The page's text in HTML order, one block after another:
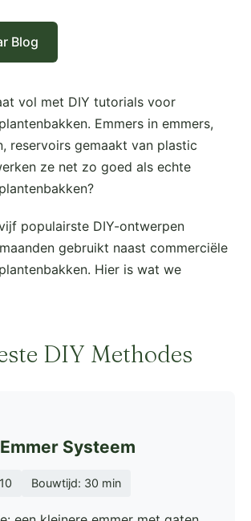
Blog
vol met DIY tutorials voor
Emmers in emmers,
reservoirs gemaakt van plastic
ze net zo goed als echte
populairste DIY-ontwerpen
gebruikt naast commerciële
Hier is wat we
DIY Methodes
Systeem
Bouwtijd: 30 min